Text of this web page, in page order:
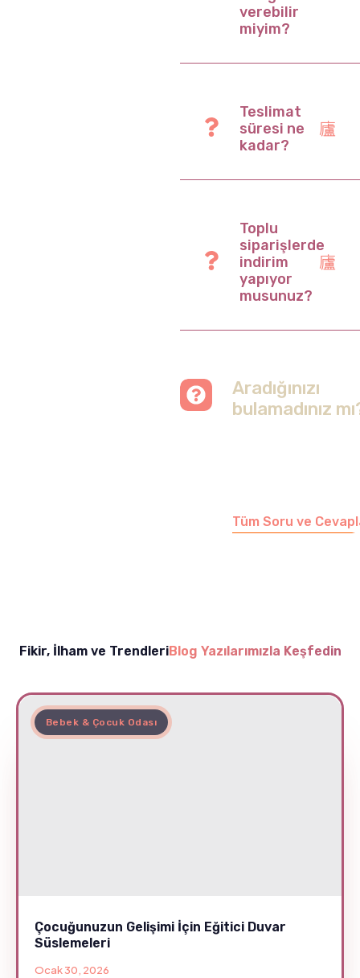
verebilir
miyim?
Teslimat
süresi ne
kadar?
Toplu
siparişlerde
indirim
yapıyor
musunuz?
Aradığınızı
bulamadınız
Tüm Soru ve
Fikir, İlham ve TrendleriBlog Yazılarımızla Keşfedin
Bebek & Çocuk Odası
Çocuğunuzun Gelişimi İçin Eğitici Duvar
Süslemeleri
Ocak 30, 2026